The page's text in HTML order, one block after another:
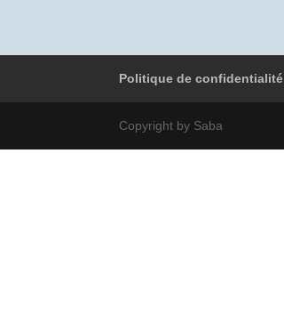
Politique de confidentialité
Copyright by Saba